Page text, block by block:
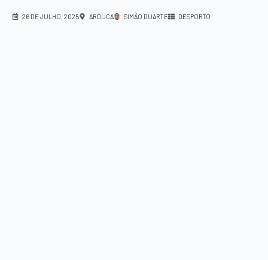
26 DE JULHO, 2025 AROUCA SIMÃO DUARTE DESPORTO